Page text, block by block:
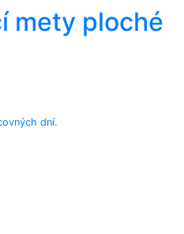
mety ploché
dní.